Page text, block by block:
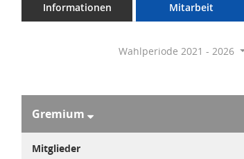
Informationen Mitarbeit
Wahlperiode 2021 - 2026
Gremium
Mitglieder